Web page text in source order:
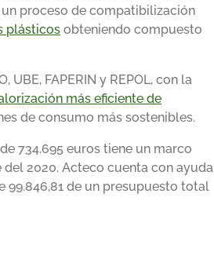
proceso de compatibilización
plásticos obteniendo compuesto
UBE, FAPERIN y REPOL, con la
más eficiente de
de consumo más sostenibles.
734.695 euros tiene un marco
2020. Acteco cuenta con ayuda
99.846,81 de un presupuesto total